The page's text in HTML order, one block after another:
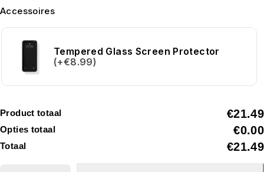
Accessoires
Tempered Glass Screen Protector
(+€8.99)
Product totaal €21.49
Opties totaal €0.00
Totaal €21.49